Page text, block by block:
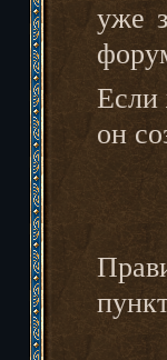
уже
Если
он